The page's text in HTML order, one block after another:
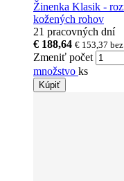
Žinenka Klasik -
kožených rohov
21 pracovných dní
€ 188,64 € 153,37
Zmeniť počet
množstvo ks
Kúpiť